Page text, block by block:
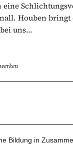
Houben
uns...
Bildung in